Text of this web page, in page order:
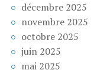
décembre 2025
novembre 2025
octobre 2025
juin 2025
mai 2025